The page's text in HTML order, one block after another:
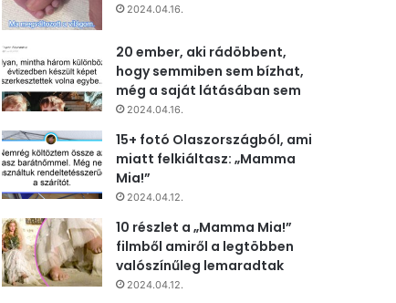
2024.04.16.
20 ember, aki rádöbbent,
hogy semmiben sem bízhat,
még a saját látásában sem
2024.04.16.
15+ fotó Olaszországból, ami
miatt felkiáltasz: „Mamma
Mia!”
2024.04.12.
10 részlet a „Mamma Mia!”
filmből amiről a legtöbben
valószínűleg lemaradtak
2024.04.12.